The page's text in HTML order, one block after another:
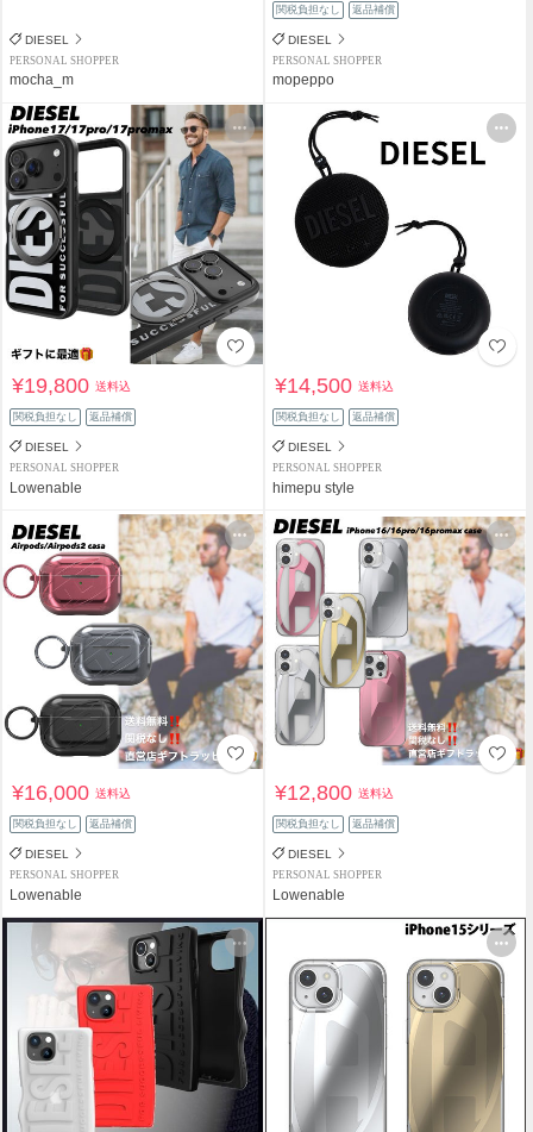
DIESEL
PERSONAL SHOPPER
mocha_m
関税負担なし 返品補償
DIESEL
PERSONAL SHOPPER
mopeppo
¥19,800送料込
関税負担なし 返品補償
DIESEL
PERSONAL SHOPPER
Lowenable
¥14,500送料込
関税負担なし 返品補償
DIESEL
PERSONAL SHOPPER
himepu style
¥16,000送料込
関税負担なし 返品補償
DIESEL
PERSONAL SHOPPER
Lowenable
¥12,800送料込
関税負担なし 返品補償
DIESEL
PERSONAL SHOPPER
Lowenable